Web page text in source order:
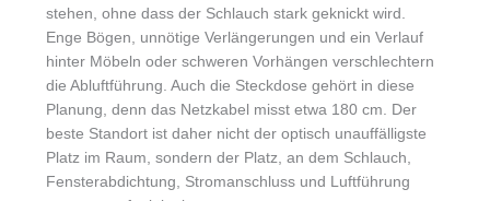
stehen, ohne dass der Schlauch stark geknickt wird.
Enge Bögen, unnötige Verlängerungen und ein Verlauf
hinter Möbeln oder schweren Vorhängen verschlechtern
die Abluftführung. Auch die Steckdose gehört in diese
Planung, denn das Netzkabel misst etwa 180 cm. Der
beste Standort ist daher nicht der optisch unauffälligste
Platz im Raum, sondern der Platz, an dem Schlauch,
Fensterabdichtung, Stromanschluss und Luftführung